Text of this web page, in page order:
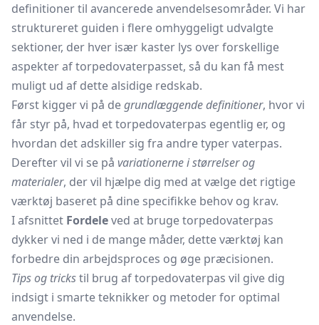
definitioner til avancerede anvendelsesområder. Vi har
struktureret guiden i flere omhyggeligt udvalgte
sektioner, der hver især kaster lys over forskellige
aspekter af torpedovaterpasset, så du kan få mest
muligt ud af dette alsidige redskab.
Først kigger vi på degrundlæggende definitioner, hvor vi
får styr på, hvad et torpedovaterpas egentlig er, og
hvordan det adskiller sig fra andre typer vaterpas.
Derefter vil vi se på variationerne i størrelser og
materialer, der vil hjælpe dig med at vælge det rigtige
værktøj baseret på dine specifikke behov og krav.
I afsnittet Fordeleved at bruge torpedovaterpas
dykker vi ned i de mange måder, dette værktøj kan
forbedre din arbejdsproces og øge præcisionen.
Tips og trickstil brug af torpedovaterpas vil give dig
indsigt i smarte teknikker og metoder for optimal
anvendelse.